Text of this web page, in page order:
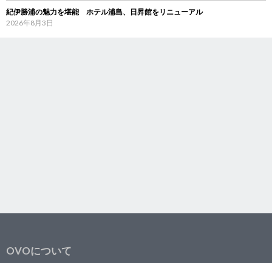
紀伊勝浦の魅力を堪能 ホテル浦島、日昇館をリニューアル
2026年8月3日
OVOについて